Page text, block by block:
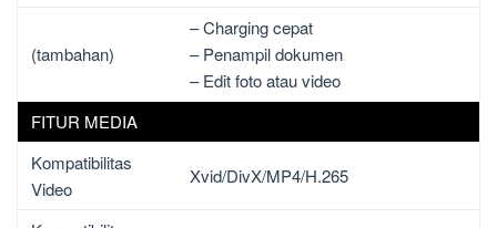
(tambahan)
– Charging cepat
– Penampil dokumen
– Edit foto atau video
FITUR MEDIA
Kompatibilitas
Video
Xvid/DivX/MP4/H.265